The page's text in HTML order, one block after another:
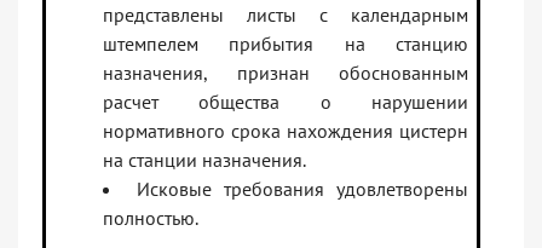
представлены листы с календарным
штемпелем прибытия на станцию
назначения, признан обоснованным
расчет общества о нарушении
нормативного срока нахождения цистерн
на станции назначения.
Исковые требования удовлетворены
полностью.